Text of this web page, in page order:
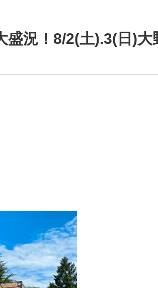
況！8/2(土).3(日)大